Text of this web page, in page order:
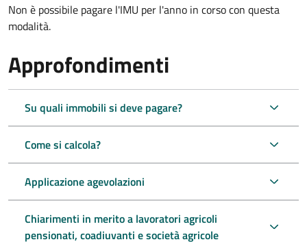
Non è possibile pagare l'IMU per l'anno in corso con questa
modalità.
Approfondimenti
Su quali immobili si deve pagare?
Come si calcola?
Applicazione agevolazioni
Chiarimenti in merito a lavoratori agricoli
pensionati, coadiuvanti e società agricole